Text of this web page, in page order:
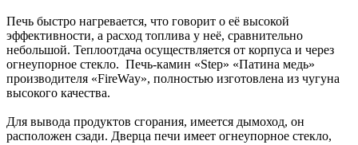
Печь быстро нагревается, что говорит о её высокой
эффективности, а расход топлива у неё, сравнительно
небольшой. Теплоотдача осуществляется от корпуса и через
огнеупорное стекло. Печь-камин «Step» «Патина медь»
производителя «FireWay», полностью изготовлена из чугуна
высокого качества.
Для вывода продуктов сгорания, имеется дымоход, он
расположен сзади. Дверца печи имеет огнеупорное стекло,